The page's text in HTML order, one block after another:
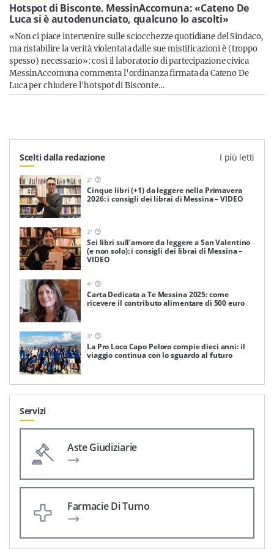
Servizi
Hotspot di Bisconte. MessinAccomuna: «Cateno De
Luca si è autodenunciato, qualcuno lo ascolti»
«Non ci piace intervenire sulle sciocchezze quotidiane del Sindaco,
ma ristabilire la verità violentata dalle sue mistificazioni è (troppo
spesso) necessario»: così il laboratorio di partecipazione civica
MessinAccomuna commenta l'ordinanza firmata da Cateno De
Luca per chiudere l'hotspot di Bisconte…
Scelti dalla redazione I più letti
2'
Cinque libri (+1) da leggere nella Primavera
2026: i consigli dei librai di Messina – VIDEO
2'
Sei libri sull’amore da leggere a San Valentino
(e non solo): i consigli dei librai di Messina –
VIDEO
4'
Carta Dedicata a Te Messina 2025: come
ricevere il contributo alimentare di 500 euro
3'
La Pro Loco Capo Peloro compie dieci anni: il
viaggio continua con lo sguardo al futuro
Servizi
Aste Giudiziarie
Farmacie Di Turno